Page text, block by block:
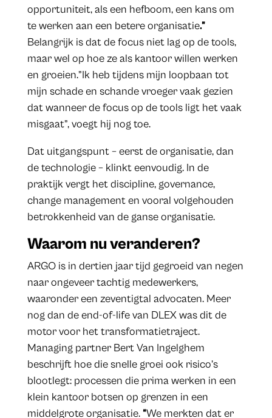
opportuniteit, als een hefboom, een kans om
te werken aan een betere organisatie.”
Belangrijk is dat de focus niet lag op de tools,
maar wel op hoe ze als kantoor willen werken
en groeien.”Ik heb tijdens mijn loopbaan tot
mijn schade en schande vroeger vaak gezien
dat wanneer de focus op de tools ligt het vaak
misgaat”, voegt hij nog toe.
Dat uitgangspunt – eerst de organisatie, dan
de technologie – klinkt eenvoudig. In de
praktijk vergt het discipline, governance,
change management en vooral volgehouden
betrokkenheid van de ganse organisatie.
Waarom nu veranderen?
ARGO is in dertien jaar tijd gegroeid van negen
naar ongeveer tachtig medewerkers,
waaronder een zeventigtal advocaten. Meer
nog dan de end-of-life van DLEX was dit de
motor voor het transformatietraject.
Managing partner Bert Van Ingelghem
beschrijft hoe die snelle groei ook risico’s
blootlegt: processen die prima werken in een
klein kantoor botsen op grenzen in een
middelgrote organisatie. “We merkten dat er